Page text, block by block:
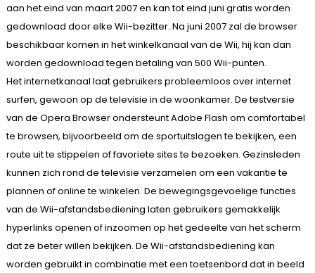
aan het eind van maart 2007 en kan tot eind juni gratis worden
gedownload door elke Wii-bezitter. Na juni 2007 zal de browser
beschikbaar komen in het winkelkanaal van de Wii, hij kan dan
worden gedownload tegen betaling van 500 Wii-punten.
Het internetkanaal laat gebruikers probleemloos over internet
surfen, gewoon op de televisie in de woonkamer. De testversie
van de Opera Browser ondersteunt Adobe Flash om comfortabel
te browsen, bijvoorbeeld om de sportuitslagen te bekijken, een
route uit te stippelen of favoriete sites te bezoeken. Gezinsleden
kunnen zich rond de televisie verzamelen om een vakantie te
plannen of online te winkelen. De bewegingsgevoelige functies
van de Wii-afstandsbediening laten gebruikers gemakkelijk
hyperlinks openen of inzoomen op het gedeelte van het scherm
dat ze beter willen bekijken. De Wii-afstandsbediening kan
worden gebruikt in combinatie met een toetsenbord dat in beeld